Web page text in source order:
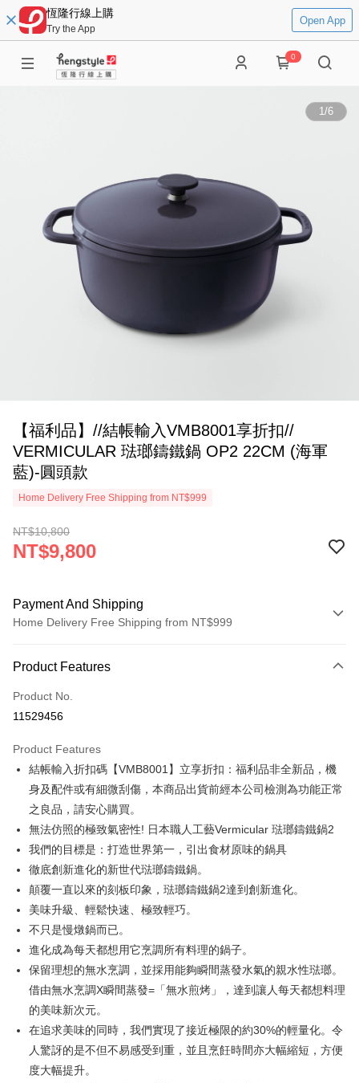
恆隆行線上購
Try the App
Open App
0
1/6
【福利品】//結帳輸入VMB8001享折扣//
VERMICULAR 琺瑯鑄鐵鍋 OP2 22CM (海軍
藍)-圓頭款
Home Delivery Free Shipping from NT$999
NT$10,800
NT$9,800
Payment And Shipping
Home Delivery Free Shipping from NT$999
Credit Card (Full Payment)
Credit Card Installments
Taiwan Cooperative Bank
Hua Nan Commercial Bank
Chang Hwa Commercial Bank
The Shanghai Commercial &
Savings Bank
Taipei Fubon Commercial Bank
Cathay United Bank
Mega International Commercial
Bank
Taiwan Business Bank
Taichung Commercial Bank
HSBC Bank (Taiwan) Limited
Hwatai Bank
Union Bank of Taiwan
Far Eastern International Bank
Yuanta Commercial Bank
E.SUN Commercial Bank
Taiwan Rakuten Card, Inc.
0% for 6 months
Taiwan Cooperative Bank
First Commercial Bank
Hua Nan Commercial Bank
Chang Hwa Commercial Bank
The Shanghai Commercial &
Savings Bank
Cathay United Bank
Mega International Commercial
Taiwan Business Bank
Taichung Commercial Bank
HSBC Bank (Taiwan) Limited
Hwatai Bank
Union Bank of Taiwan
Yuanta Commercial Bank
E.SUN Commercial Bank
DBS Bank
Taishin International Bank
CTBC Bank
即享券
LINE Pay
Apple Pay
JKOPAY
ATM Transfer
Shipping Method
宅配
NT$100/order | Free shipping on orders of NT$999 or more
付款後門市自取
Free shipping
Product Features
Product No.
11529456
Product Features
結帳輸入折扣碼【VMB8001】立享折扣：福利品非全新品，機
身及配件或有細微刮傷，本商品出貨前經本公司檢測為功能正常
之良品，請安心購買。
無法仿照的極致氣密性! 日本職人工藝Vermicular 琺瑯鑄鐵鍋2
我們的目標是：打造世界第一，引出食材原味的鍋具
徹底創新進化的新世代琺瑯鑄鐵鍋。
顛覆一直以來的刻板印象，琺瑯鑄鐵鍋2達到創新進化。
美味升級、輕鬆快速、極致輕巧。
不只是慢燉鍋而已。
進化成為每天都想用它烹調所有料理的鍋子。
保留理想的無水烹調，並採用能夠瞬間蒸發水氣的親水性琺瑯。
借由無水烹調X瞬間蒸發=「無水煎烤」，達到讓人每天都想料理
的美味新次元。
在追求美味的同時，我們實現了接近極限的約30%的輕量化。令
人驚訝的是不但不易感受到重，並且烹飪時間亦大幅縮短，方便
度大幅提升。